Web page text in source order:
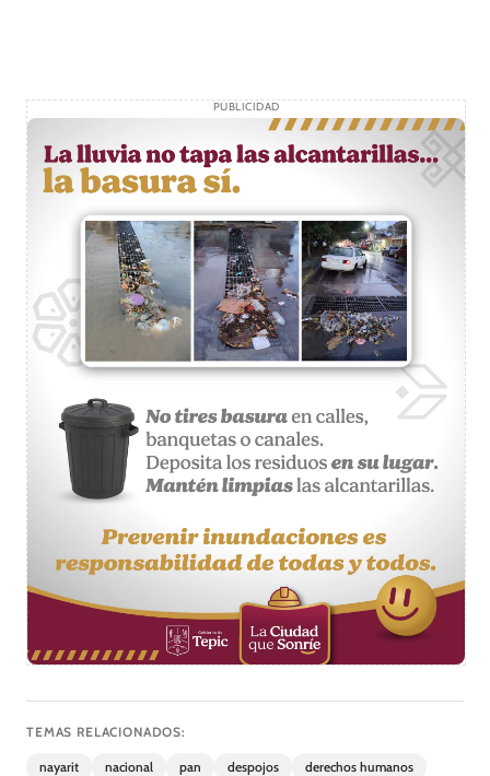
PUBLICIDAD
TEMAS RELACIONADOS:
nayarit nacional pan despojos
derechos humanos